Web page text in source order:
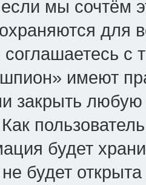
если мы сочтём
для
имеют
закрыть
будет
будет